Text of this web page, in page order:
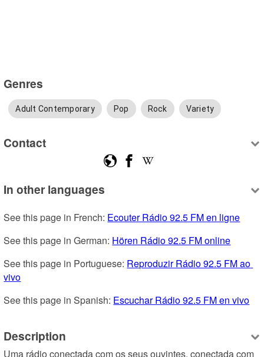
Genres
Adult Contemporary Pop Rock Variety
Contact
In other languages
See this page in French: Ecouter Rádio 92.5 FM en ligne
See this page in German: Hören Rádio 92.5 FM online
See this page in Portuguese: Reproduzir Rádio 92.5 FM ao
vivo
See this page in Spanish: Escuchar Rádio 92.5 FM en vivo
Description
Uma rádio conectada com os seus ouvintes, conectada com